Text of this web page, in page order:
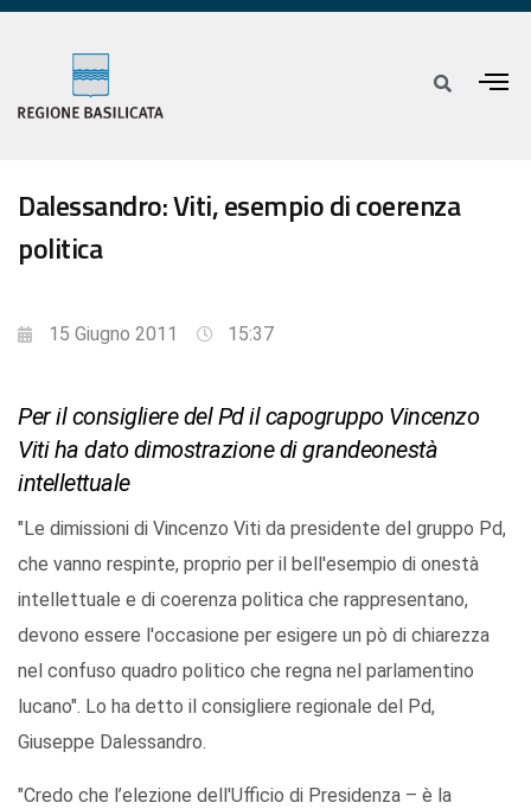
Dalessandro: Viti, esempio di coerenza
politica
15 Giugno 2011 15:37
Per il consigliere del Pd il capogruppo Vincenzo
Viti ha dato dimostrazione di grandeonestà
intellettuale
"Le dimissioni di Vincenzo Viti da presidente del gruppo Pd,
che vanno respinte, proprio per il bell'esempio di onestà
intellettuale e di coerenza politica che rappresentano,
devono essere l'occasione per esigere un pò di chiarezza
nel confuso quadro politico che regna nel parlamentino
lucano". Lo ha detto il consigliere regionale del Pd,
Giuseppe Dalessandro.
"Credo che l’elezione dell'Ufficio di Presidenza – è la